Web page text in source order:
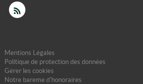
Mentions Légales
Politique de protection des données
Gérer les cookies
Notre bareme d'honoraires